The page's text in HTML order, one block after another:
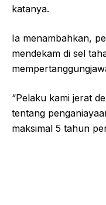
katanya.
Ia menambahkan,
mendekam di sel
“Pelaku kami jerat
tentang
maksimal 5 tahun